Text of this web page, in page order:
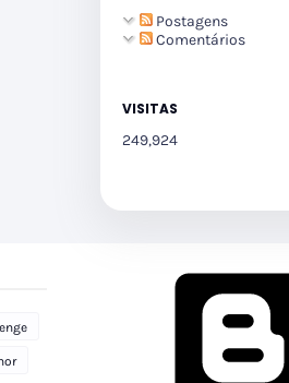
Postagens
Comentários
VISITAS
249,924